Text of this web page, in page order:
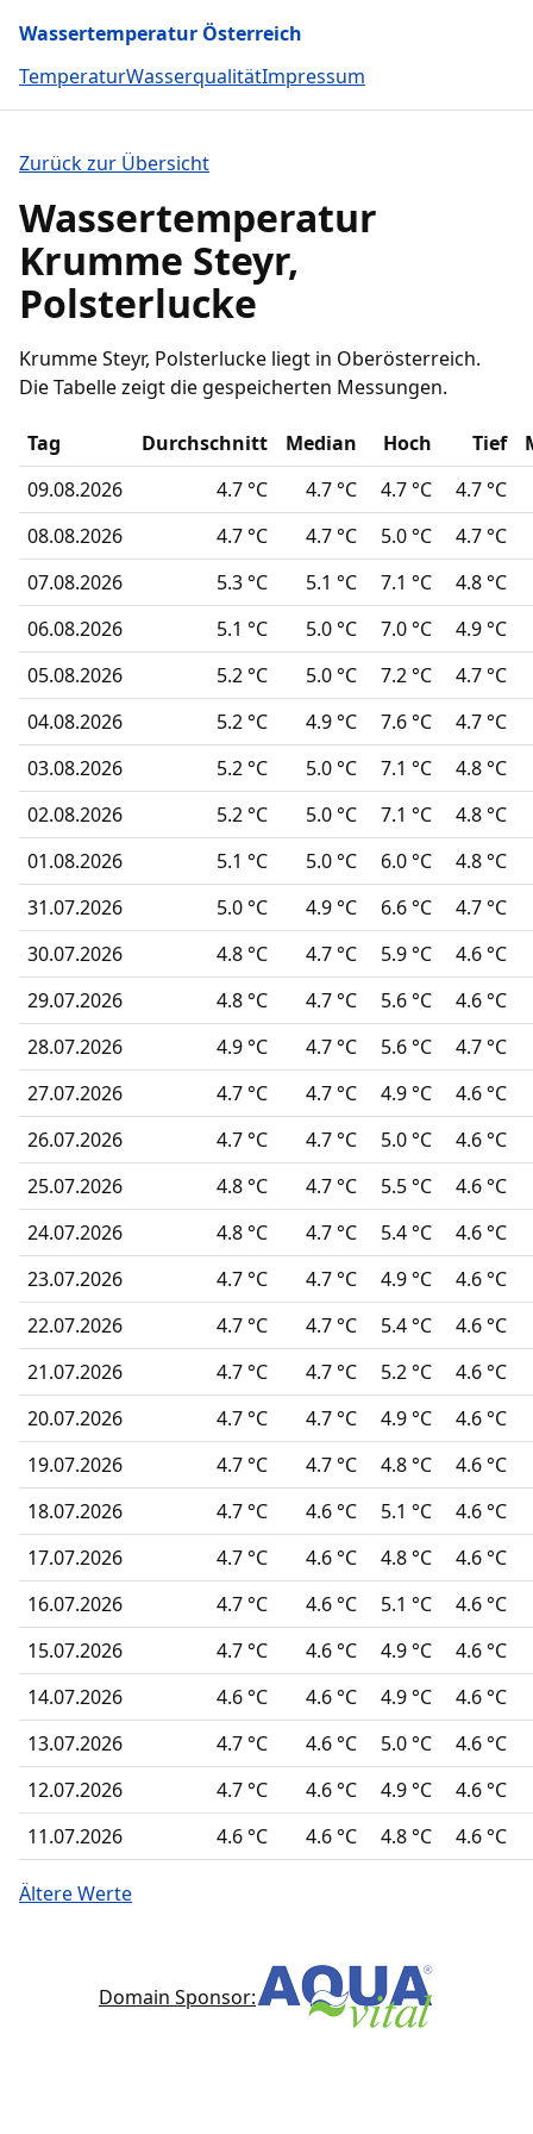
Wassertemperatur Österreich
TemperaturWasserqualitätImpressum
Zurück zur Übersicht
Wassertemperatur
Krumme Steyr,
Polsterlucke
Krumme Steyr, Polsterlucke liegt in Oberösterreich.
Die Tabelle zeigt die gespeicherten Messungen.
Tag Durchschnitt Median Hoch Tief
09.08.2026
4.7 °C 4.7 °C 4.7 °C
4.7 °C
08.08.2026
4.7 °C 4.7 °C 5.0 °C
4.7 °C
07.08.2026
5.3 °C 5.1 °C 7.1 °C
4.8 °C
06.08.2026
5.1 °C 5.0 °C 7.0 °C
4.9 °C
05.08.2026
5.2 °C 5.0 °C 7.2 °C
4.7 °C
04.08.2026
5.2 °C 4.9 °C 7.6 °C
4.7 °C
03.08.2026
5.2 °C 5.0 °C 7.1 °C
4.8 °C
02.08.2026
5.2 °C 5.0 °C 7.1 °C
4.8 °C
01.08.2026
5.1 °C 5.0 °C 6.0 °C
4.8 °C
31.07.2026
5.0 °C 4.9 °C 6.6 °C
4.7 °C
30.07.2026
4.8 °C 4.7 °C 5.9 °C
4.6 °C
29.07.2026
4.8 °C 4.7 °C 5.6 °C
4.6 °C
28.07.2026
4.9 °C 4.7 °C 5.6 °C
4.7 °C
27.07.2026
4.7 °C 4.7 °C 4.9 °C
4.6 °C
26.07.2026
4.7 °C 4.7 °C 5.0 °C
4.6 °C
25.07.2026
4.8 °C 4.7 °C 5.5 °C
4.6 °C
24.07.2026
4.8 °C 4.7 °C 5.4 °C
4.6 °C
23.07.2026
4.7 °C 4.7 °C 4.9 °C
4.6 °C
22.07.2026
4.7 °C 4.7 °C 5.4 °C
4.6 °C
21.07.2026
4.7 °C 4.7 °C 5.2 °C
4.6 °C
20.07.2026
4.7 °C 4.7 °C 4.9 °C
4.6 °C
19.07.2026
4.7 °C 4.7 °C 4.8 °C
4.6 °C
18.07.2026
4.7 °C 4.6 °C 5.1 °C
4.6 °C
17.07.2026
4.7 °C 4.6 °C 4.8 °C
4.6 °C
16.07.2026
4.7 °C 4.6 °C 5.1 °C
4.6 °C
15.07.2026
4.7 °C 4.6 °C 4.9 °C
4.6 °C
14.07.2026
4.6 °C 4.6 °C 4.9 °C
4.6 °C
13.07.2026
4.7 °C 4.6 °C 5.0 °C
4.6 °C
12.07.2026
4.7 °C 4.6 °C 4.9 °C
4.6 °C
11.07.2026
4.6 °C 4.6 °C 4.8 °C 4.6 °C
Ältere Werte
Domain Sponsor: